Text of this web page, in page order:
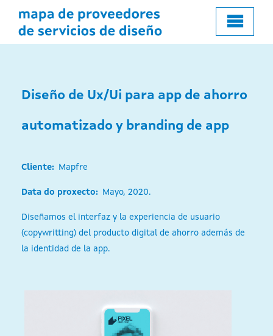
contenido
Diseño de Ux/Ui para app de ahorro
automatizado y branding de app
Cliente Mapfre
Data do proxecto Mayo, 2020.
Diseñamos el interfaz y la experiencia de usuario
(copywritting) del producto digital de ahorro además de
la identidad de la app.